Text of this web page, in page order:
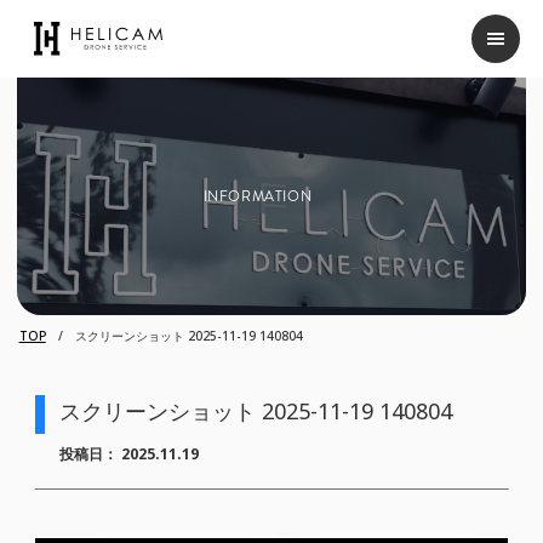
INFORMATION
TOP スクリーンショット 2025-11-19 140804
スクリーンショット 2025-11-19 140804
投稿日： 2025.11.19